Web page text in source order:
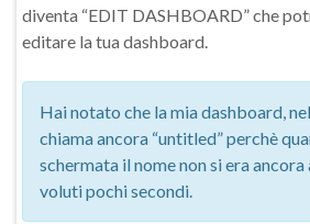
diventa “EDIT DASHBOARD” che
editare la tua dashboard.
Hai notato che la mia dashboard,
chiama ancora “untitled” perchè
schermata il nome non si era
voluti pochi secondi.